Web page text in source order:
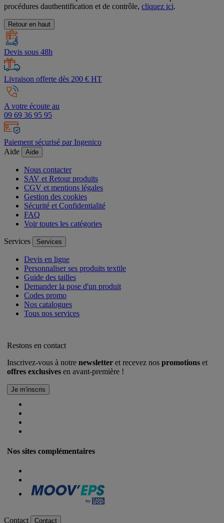
procédures dauthentification et de contrôle, cliquez ici.
Retour en haut
Devis sous 48h
Livraison offerte dès 200 € HT
A votre écoute au
09 69 36 95 95
Paiement sécurisé par Ingenico
Aide
Aide
Nous contacter
SAV et Retour produits
CGV et mentions légales
Gestion des cookies
Sécurité et Confidentialité
FAQ
Voir toutes les catégories
Services Services
Devis en ligne
Personnaliser ses produits textile
Guide des tailles
Demander la pose d'un produit
Codes promo
Nos catalogues
Tous nos services
Restons en contact
Inscrivez-vous à notre newsletter et recevez nos promotions et
offres exclusives en avant-première !
Nos sites complémentaires
Contact Contact